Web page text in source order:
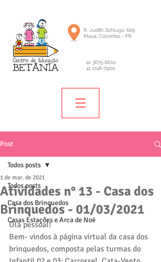
R. Judith Schluga, 629
Mauá, Colombo - PR
41 3675-6610
41 2118-7900
Post
Todos posts
Casa dos Brinquedos
Casas Estações e Arca de Noé
Todos posts
Atividades n° 13 - Casa dos
Brinquedos - 01/03/2021
1 de mar. de 2021
Olá pessoal!
Bem- vindos à página virtual da casa dos
brinquedos, composta pelas turmas do